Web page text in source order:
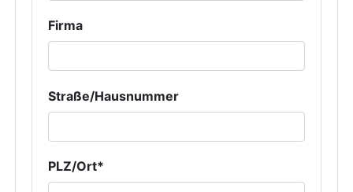
Firma
Straße/Hausnummer
PLZ/Ort*